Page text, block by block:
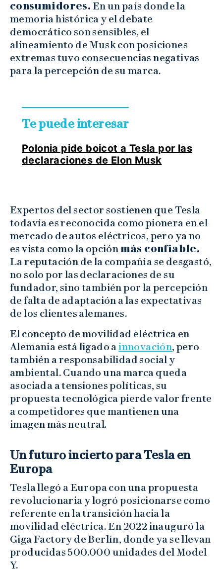
consumidores. En un país donde la
memoria histórica y el debate
democrático son sensibles, el
alineamiento de Musk con posiciones
extremas tuvo consecuencias negativas
para la percepción de su marca.
Te puede interesar
Polonia pide boicot a Tesla por las
declaraciones de Elon Musk
Expertos del sector sostienen que Tesla
todavía es reconocida como pionera en el
mercado de autos eléctricos, pero ya no
es vista como la opciónmás confiable.
La reputación de la compañía se desgastó,
no solo por las declaraciones de su
fundador, sino también por la percepción
de falta de adaptación a las expectativas
de los clientes alemanes.
El concepto de movilidad eléctrica en
Alemania está ligado ainnovación, pero
también a responsabilidad social y
ambiental. Cuando una marca queda
asociada a tensiones políticas, su
propuesta tecnológica pierde valor frente
a competidores que mantienen una
imagen más neutral.
Un futuro incierto para Tesla en
Europa
Tesla llegó a Europa con una propuesta
revolucionaria y logró posicionarse como
referente en la transición hacia la
movilidad eléctrica. En 2022 inauguró la
Giga Factory de Berlín, donde ya se llevan
producidas 500.000 unidades del Model
Y.